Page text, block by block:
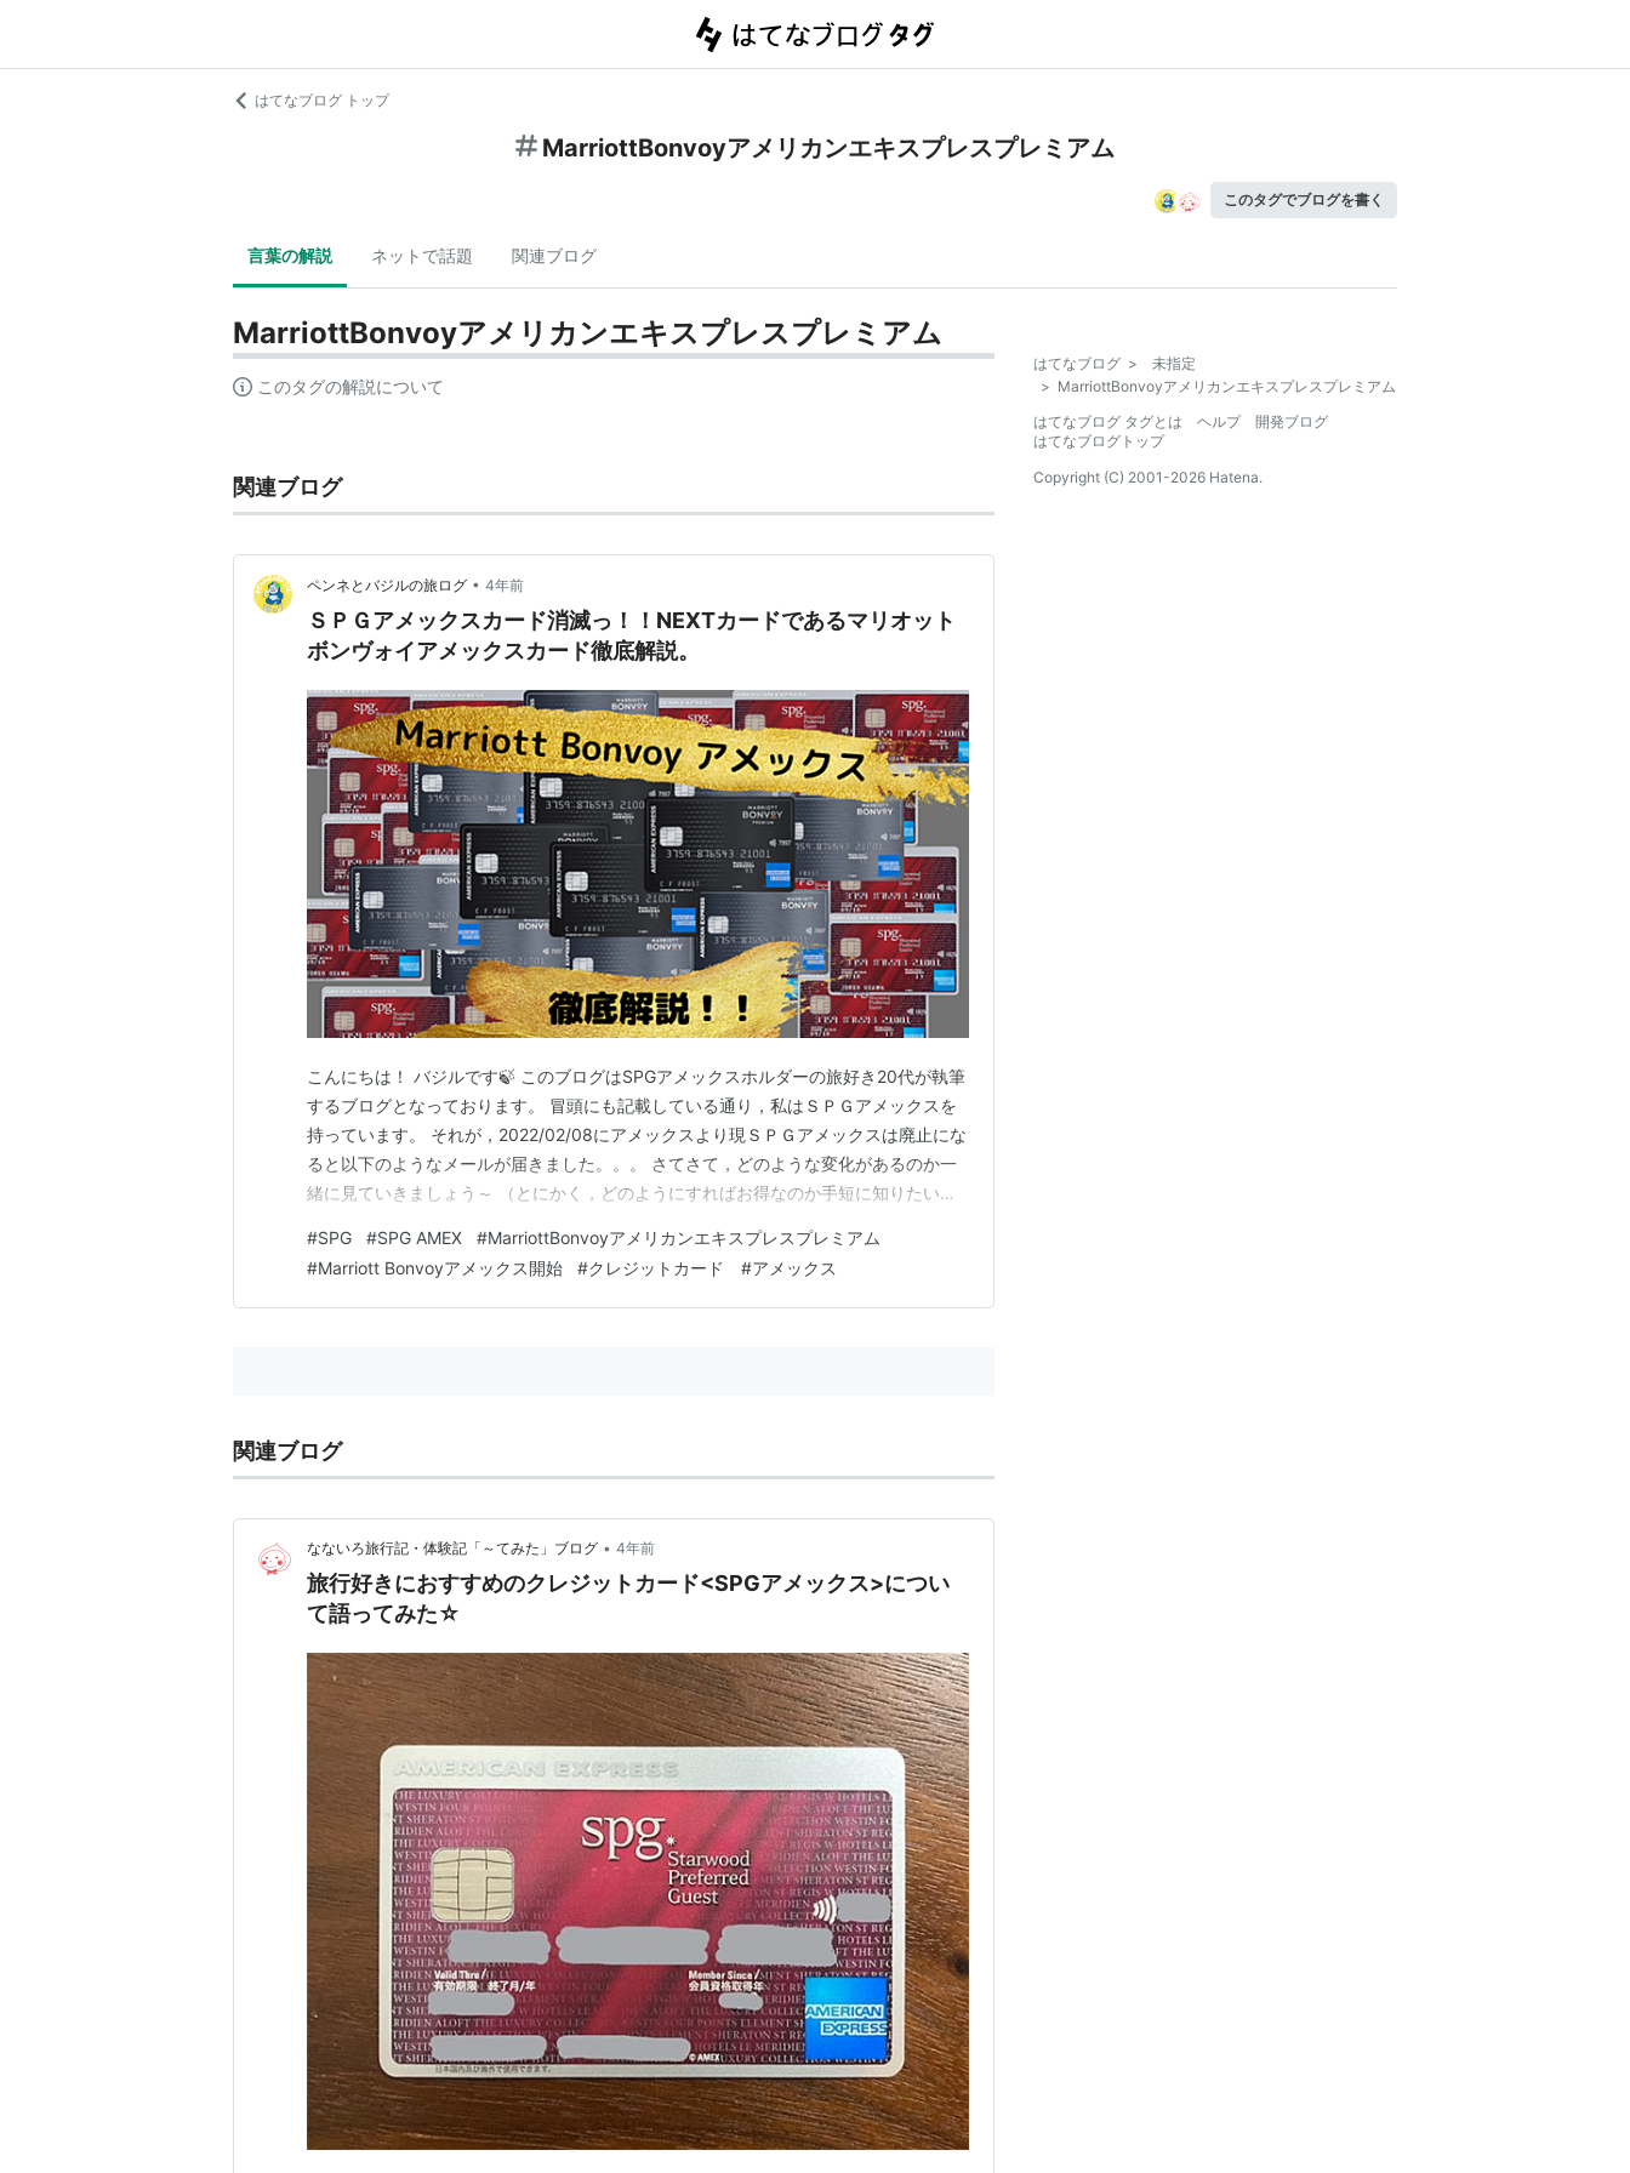
はてなブログ トップ
MarriottBonvoyアメリカンエキスプレスプレミアム
このタグでブログを書く
言葉の解説 ネットで話題 関連ブログ
MarriottBonvoyアメリカンエキスプレスプレミアム
このタグの解説について
関連ブログ
ペンネとバジルの旅ログ • 4年前
ＳＰＧアメックスカード消滅っ！！NEXTカードであるマリオット
ボンヴォイアメックスカード徹底解説。
こんにちは！ バジルです🍃 このブログはSPGアメックスホルダーの旅好き20代が執筆
するブログとなっております。 冒頭にも記載している通り，私はＳＰＧアメックスを
持っています。 それが，2022/02/08にアメックスより現ＳＰＧアメックスは廃止にな
ると以下のようなメールが届きました。。。 さてさて，どのような変化があるのか一
緒に見ていきましょう～ （とにかく，どのようにすればお得なのか手短に知りたい場
めば，マリオット系列のクレジットカードの全容がわかります。 それぞれのカードの
特徴を比較する形で解明していきましょ…
#SPG #SPG AMEX #MarriottBonvoyアメリカンエキスプレスプレミアム
#Marriott Bonvoyアメックス開始 #クレジットカード #アメックス
関連ブログ
なないろ旅行記・体験記「～てみた」ブログ • 4年前
旅行好きにおすすめのクレジットカード<SPGアメックス>につい
て語ってみた☆
はてなブログ >
未指定
> MarriottBonvoyアメリカンエキスプレスプレミアム
はてなブログ タグとは
ヘルプ
開発ブログ
はてなブログトップ
Copyright (C) 2001-2026 Hatena.